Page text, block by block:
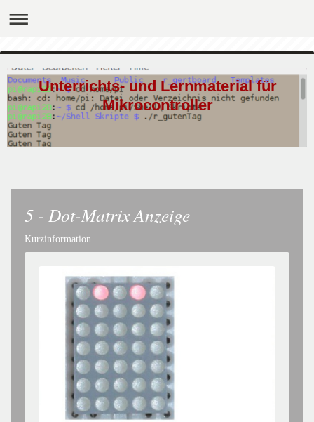
Unterrichts- und Lernmaterial für
Mikrocontroller
5 - Dot-Matrix Anzeige
Kurzinformation